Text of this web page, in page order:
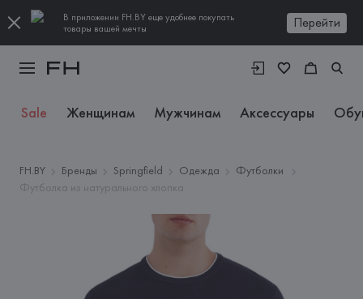
В приложении FH.BY еще удобнее покупать
товары вашей мечты
Перейти
Sale Женщинам Мужчинам Аксессуары
FH.BY Бренды Springfield Одежда
Футболки
Футболка из натурального хлопка